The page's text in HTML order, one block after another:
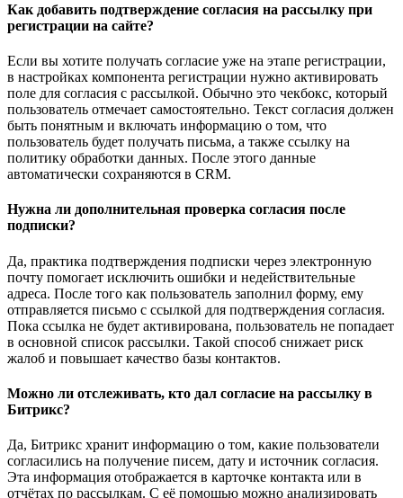
Как добавить подтверждение согласия на рассылку при
регистрации на сайте?
Если вы хотите получать согласие уже на этапе регистрации,
в настройках компонента регистрации нужно активировать
поле для согласия с рассылкой. Обычно это чекбокс, который
пользователь отмечает самостоятельно. Текст согласия должен
быть понятным и включать информацию о том, что
пользователь будет получать письма, а также ссылку на
политику обработки данных. После этого данные
автоматически сохраняются в CRM.
Нужна ли дополнительная проверка согласия после
подписки?
Да, практика подтверждения подписки через электронную
почту помогает исключить ошибки и недействительные
адреса. После того как пользователь заполнил форму, ему
отправляется письмо с ссылкой для подтверждения согласия.
Пока ссылка не будет активирована, пользователь не попадает
в основной список рассылки. Такой способ снижает риск
жалоб и повышает качество базы контактов.
Можно ли отслеживать, кто дал согласие на рассылку в
Битрикс?
Да, Битрикс хранит информацию о том, какие пользователи
согласились на получение писем, дату и источник согласия.
Эта информация отображается в карточке контакта или в
отчётах по рассылкам. С её помощью можно анализировать